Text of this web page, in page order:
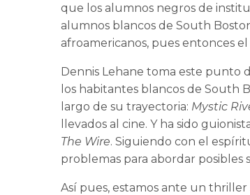
que los alumnos negros de
alumnos blancos de South
afroamericanos, pues entonces
Dennis Lehane toma este punto
los habitantes blancos de South
largo de su trayectoria: Mystic
llevados al cine. Y ha sido
The Wire. Siguiendo con el
problemas para abordar posibles
Así pues, estamos ante un